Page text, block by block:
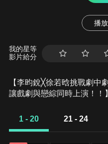
播
我的星等
影片給分
【李昀銳╳徐若晗挑戰劇中
讓戲劇與戀綜同時上演！！
同學兼青梅竹馬，朝夕相處
1 - 20 21 - 24